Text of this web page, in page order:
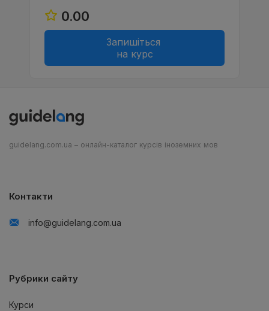
0.00
Запишіться
на курс
guidelang.com.ua – онлайн-каталог курсів іноземних мов
Контакти
info@guidelang.com.ua
Рубрики сайту
Курси